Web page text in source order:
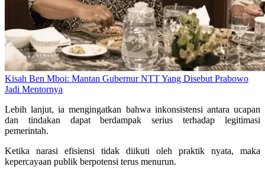
Kisah Ben Mboi: Mantan Gubernur NTT Yang Disebut Prabowo
Jadi Mentornya
Lebih lanjut, ia mengingatkan bahwa inkonsistensi antara ucapan
dan tindakan dapat berdampak serius terhadap legitimasi
pemerintah.
Ketika narasi efisiensi tidak diikuti oleh praktik nyata, maka
kepercayaan publik berpotensi terus menurun.